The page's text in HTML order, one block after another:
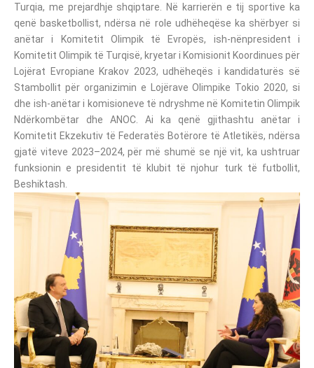
Turqia, me prejardhje shqiptare. Në karrierën e tij sportive ka
qenë basketbollist, ndërsa në role udhëheqëse ka shërbyer si
anëtar i Komitetit Olimpik të Evropës, ish-nënpresident i
Komitetit Olimpik të Turqisë, kryetar i Komisionit Koordinues për
Lojërat Evropiane Krakov 2023, udhëheqës i kandidaturës së
Stambollit për organizimin e Lojërave Olimpike Tokio 2020, si
dhe ish-anëtar i komisioneve të ndryshme në Komitetin Olimpik
Ndërkombëtar dhe ANOC. Ai ka qenë gjithashtu anëtar i
Komitetit Ekzekutiv të Federatës Botërore të Atletikës, ndërsa
gjatë viteve 2023–2024, për më shumë se një vit, ka ushtruar
funksionin e presidentit të klubit të njohur turk të futbollit,
Beshiktash.